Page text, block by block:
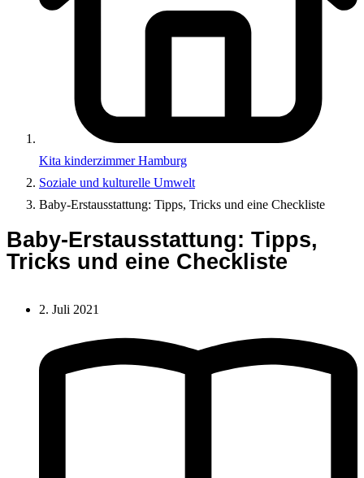
Kita kinderzimmer Hamburg
Soziale und kulturelle Umwelt
Baby-Erstausstattung: Tipps, Tricks und eine Checkliste
Baby-Erstausstattung: Tipps,
Tricks und eine Checkliste
2. Juli 2021